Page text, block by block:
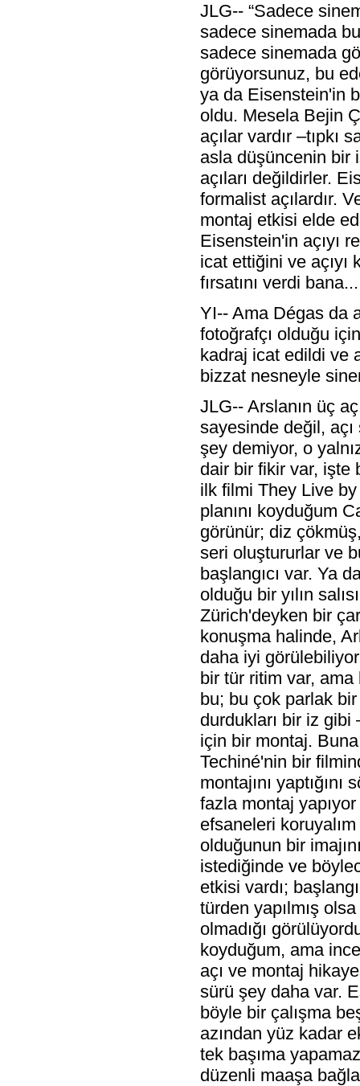
JLG-- “Sadece
sadece sinemada
sadece sinemada
görüyorsunuz, bu
ya da Eisenstein'in
oldu. Mesela Bejin
açılar vardır
asla düşüncenin bir
açıları değildirler.
formalist açılardır.
montaj etkisi elde
Eisenstein'in açıyı
icat ettiğini ve
fırsatını verdi bana...
YI-- Ama Dégas da
fotoğrafçı olduğu
kadraj icat edildi ve
bizzat nesneyle
JLG-- Arslanın üç
sayesinde değil,
şey demiyor, o
dair bir fikir var, işte
ilk filmi They Live
planını koyduğum
görünür; diz
seri oluştururlar ve
başlangıcı var. Ya
olduğu bir yılın
Zürich'deyken bir
konuşma halinde,
daha iyi
bir tür ritim var,
bu; bu çok parlak
durdukları bir iz
için bir montaj.
Techiné'nin bir
montajını
fazla montaj
efsaneleri
olduğunun bir
istediğinde ve
etkisi vardı;
türden yapılmış
olmadığı
koyduğum, ama
açı ve montaj
sürü şey daha var.
böyle bir çalışma
azından yüz kadar
tek başıma
düzenli maaşa